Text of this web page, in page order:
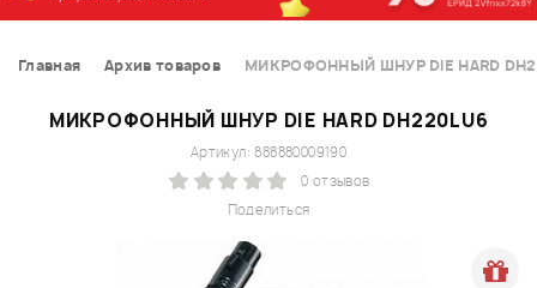
Главная Архив товаров МИКРОФОННЫЙ ШНУР DIE HARD
МИКРОФОННЫЙ ШНУР DIE HARD DH220LU6
Поделиться
Артикул: 888880009190
0 отзывов